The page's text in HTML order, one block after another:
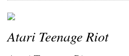
Atari Teenage Riot